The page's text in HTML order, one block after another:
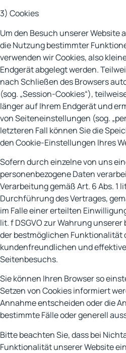
3) Cookies
Um den Besuch unserer Website
die Nutzung bestimmter
verwenden wir Cookies, also
Endgerät abgelegt werden.
nach Schließen des Browsers
(sog. „Session-Cookies“),
länger auf Ihrem Endgerät und
von Seiteneinstellungen (sog.
letzteren Fall können Sie die
den Cookie-Einstellungen Ihres
Sofern durch einzelne von uns
personenbezogene Daten
Verarbeitung gemäß Art. 6 Abs. 1
Durchführung des Vertrages,
im Falle einer erteilten
lit. f DSGVO zur Wahrung
der bestmöglichen Funktionalität
kundenfreundlichen und
Seitenbesuchs.
Sie können Ihren Browser so
Setzen von Cookies informiert
Annahme entscheiden oder die
bestimmte Fälle oder generell
Bitte beachten Sie, dass bei
Funktionalität unserer Website